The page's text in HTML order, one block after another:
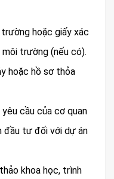
hoặc giấy xác
trường (nếu có).
hoặc hồ sơ thỏa
cầu của cơ quan
đầu tư đối với dự án
khoa học, trình